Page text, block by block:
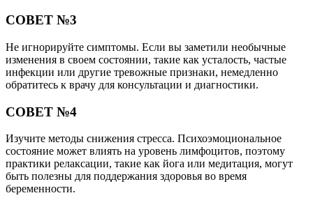
СОВЕТ №3
Не игнорируйте симптомы. Если вы заметили необычные
изменения в своем состоянии, такие как усталость, частые
инфекции или другие тревожные признаки, немедленно
обратитесь к врачу для консультации и диагностики.
СОВЕТ №4
Изучите методы снижения стресса. Психоэмоциональное
состояние может влиять на уровень лимфоцитов, поэтому
практики релаксации, такие как йога или медитация, могут
быть полезны для поддержания здоровья во время
беременности.